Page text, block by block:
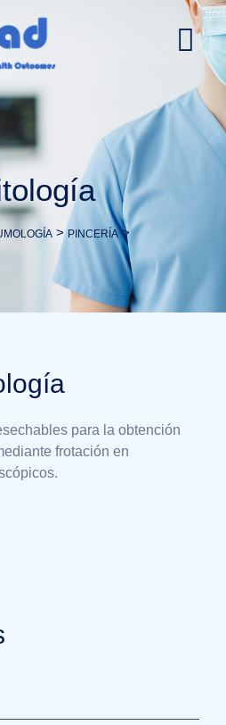
>PINCERÍA>
para la obtención
frotación en